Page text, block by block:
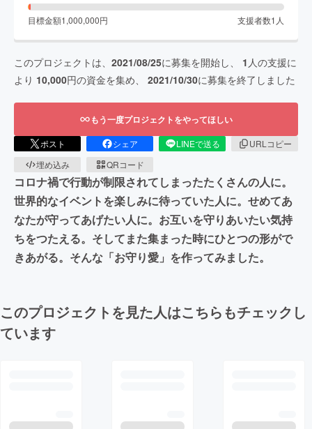
目標金額1,000,000円 支援者数1 人
このプロジェクトは、 2021/08/25に募集を開始し、 1 人の支援に
より 10,000円の資金を集め、 2021/10/30に募集を終了しました
もう一度プロジェクトをやってほしい
ポスト シェア LINEで送る
URLコピー
埋め込み
QRコード
コロナ禍で行動が制限されてしまったたくさんの人に。
世界的なイベントを楽しみに待っていた人に。せめてあ
なたが守ってあげたい人に。お互いを守りあいたい気持
ちをつたえる。そしてまた集まった時にひとつの形がで
きあがる。そんな「お守り愛」を作ってみました。
このプロジェクトを見た人はこちらもチェックし
ています